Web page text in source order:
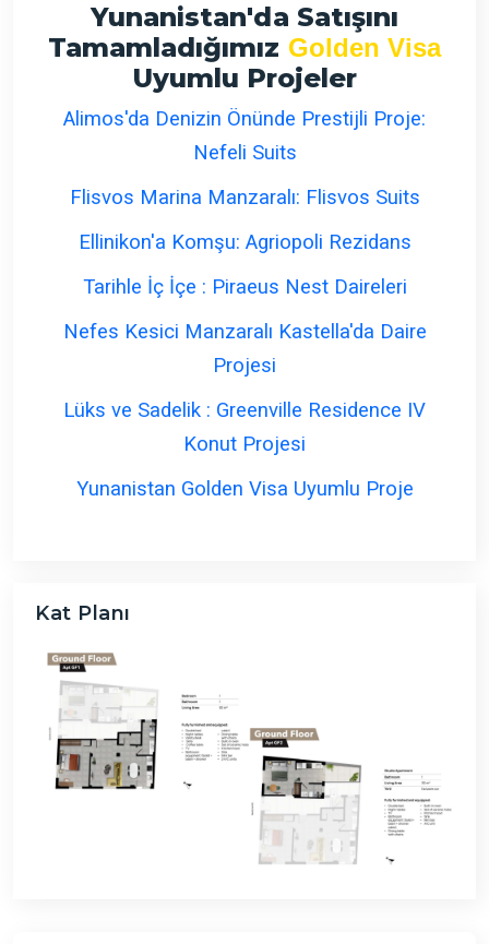
Yunanistan'da Satışını
Tamamladığımız Golden Visa
Uyumlu Projeler
Alimos'da Denizin Önünde Prestijli Proje:
Nefeli Suits
Flisvos Marina Manzaralı: Flisvos Suits
Ellinikon'a Komşu: Agriopoli Rezidans
Tarihle İç İçe : Piraeus Nest Daireleri
Nefes Kesici Manzaralı Kastella'da Daire
Projesi
Lüks ve Sadelik : Greenville Residence IV
Konut Projesi
Yunanistan Golden Visa Uyumlu Proje
Kat Planı